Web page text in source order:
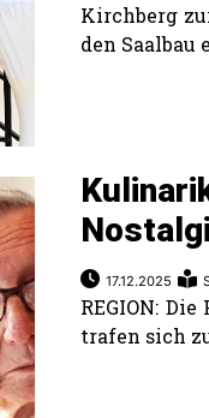
Kirchberg
den Saalbau
17.12.2025
REGION:
trafen sich